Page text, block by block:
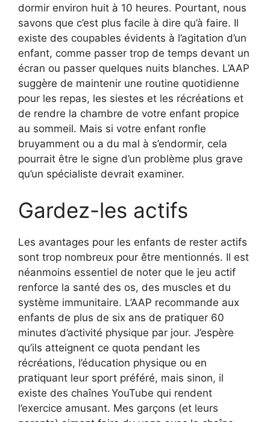
dormir environ huit à 10 heures. Pourtant, nous
savons que c’est plus facile à dire qu’à faire. Il
existe des coupables évidents à l’agitation d’un
enfant, comme passer trop de temps devant un
écran ou passer quelques nuits blanches. L’AAP
suggère de maintenir une routine quotidienne
pour les repas, les siestes et les récréations et
de rendre la chambre de votre enfant propice
au sommeil. Mais si votre enfant ronfle
bruyamment ou a du mal à s’endormir, cela
pourrait être le signe d’un problème plus grave
qu’un spécialiste devrait examiner.
Gardez-les actifs
Les avantages pour les enfants de rester actifs
sont trop nombreux pour être mentionnés. Il est
néanmoins essentiel de noter que le jeu actif
renforce la santé des os, des muscles et du
système immunitaire. L’AAP recommande aux
enfants de plus de six ans de pratiquer 60
minutes d’activité physique par jour. J’espère
qu’ils atteignent ce quota pendant les
récréations, l’éducation physique ou en
pratiquant leur sport préféré, mais sinon, il
existe des chaînes YouTube qui rendent
l’exercice amusant. Mes garçons (et leurs